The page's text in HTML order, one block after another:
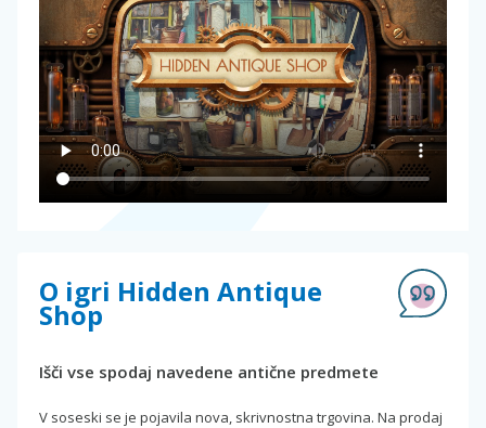
O igri Hidden Antique
Shop
Išči vse spodaj navedene antične predmete
V soseski se je pojavila nova, skrivnostna trgovina. Na prodaj